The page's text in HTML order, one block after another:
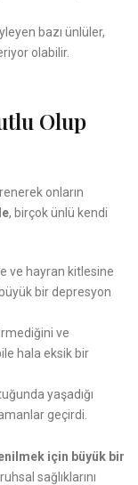
bazı ünlüler,
olabilir.
Olup
onların
, birçok ünlü kendi
ve hayran kitlesine
bir depresyon
ve
hala eksik bir
yaşadığı
geçirdi.
için büyük bir
sağlıklarını